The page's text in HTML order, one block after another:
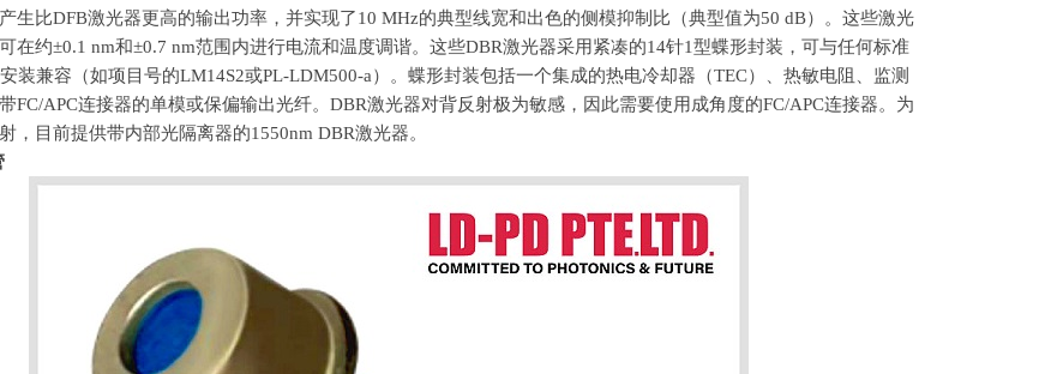
生比DFB激光器更高的输出功率，并实现了10 MHz的典型线宽和出色的侧模抑制比（典型值为50 dB）。这些激光
在约±0.1 nm和±0.7 nm范围内进行电流和温度调谐。这些DBR激光器采用紧凑的14针1型蝶形封装，可与任何标准
装兼容（如项目号的LM14S2或PL-LDM500-a）。蝶形封装包括一个集成的热电冷却器（TEC）、热敏电阻、监测
FC/APC连接器的单模或保偏输出光纤。 DBR激光器对背反射极为敏感，因此需要使用成角度的FC/APC连接器。为
，目前提供带内部光隔离器的1550nm DBR激光器。